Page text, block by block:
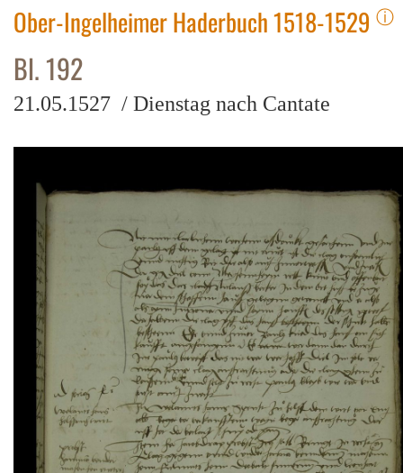
Ober-Ingelheimer Haderbuch 1518-1529 ⓘ
Bl. 192
21.05.1527 / Dienstag nach Cantate